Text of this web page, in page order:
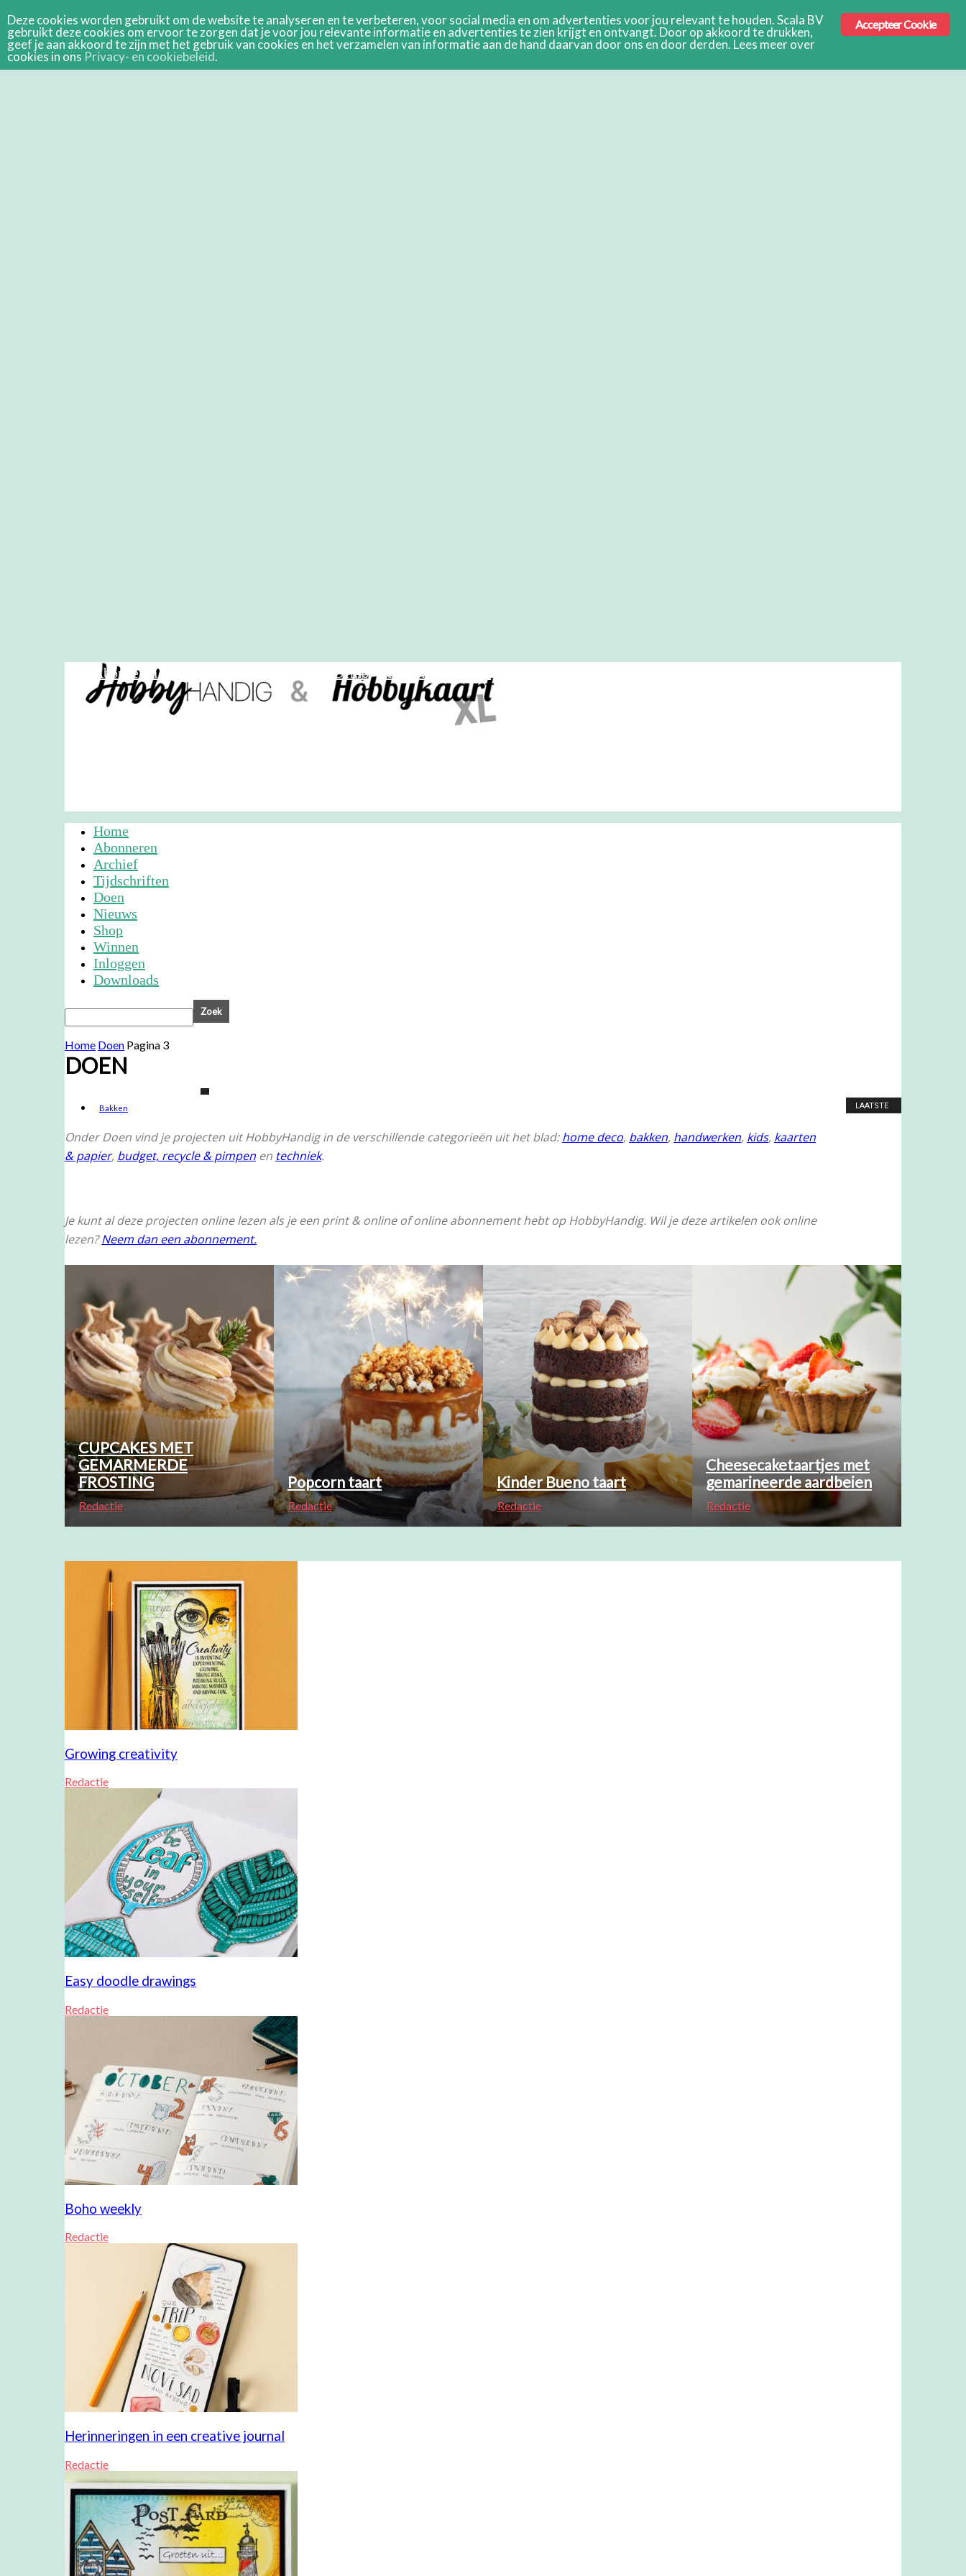
Abonneren Demo Archief
Home
Abonneren
Archief
Tijdschriften
Doen
Nieuws
Shop
Winnen
Inloggen
Downloads
Home Doen Pagina 3
DOEN
Bakken
Gifts
Handletteren
Onder Doen vind je projecten uit HobbyHandig in de verschillende categorieën uit het blad:home deco, bakken, handwerken, kids, kaarten
& papier, budget, recycle & pimpen en techniek.
Je kunt al deze projecten online lezen als je een print & online of online abonnement hebt op HobbyHandig. Wil je deze artikelen ook online
lezen?Neem dan een abonnement.
LAATSTE
CUPCAKES MET
GEMARMERDE
FROSTING
Redactie
Popcorn taart
Redactie
Kinder Bueno taart
Redactie
Cheesecaketaartjes met
gemarineerde aardbeien
Redactie
Growing creativity
Redactie
Easy doodle drawings
Redactie
Boho weekly
Redactie
Herinneringen in een creative journal
Redactie
Accepteer Cookie
Deze cookies worden gebruikt om de website te analyseren en te verbeteren, voor social media en om advertenties voor jou relevant te houden. Scala BV
gebruikt deze cookies om ervoor te zorgen dat je voor jou relevante informatie en advertenties te zien krijgt en ontvangt. Door op akkoord te drukken,
geef je aan akkoord te zijn met het gebruik van cookies en het verzamelen van informatie aan de hand daarvan door ons en door derden. Lees meer over
cookies in ons Privacy- en cookiebeleid.